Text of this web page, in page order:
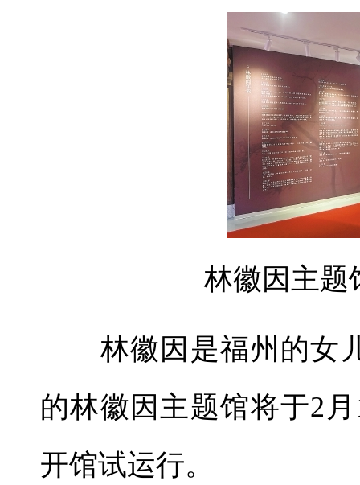
林徽因主题
林徽因是福州的女儿
的林徽因主题馆将于2
开馆试运行。